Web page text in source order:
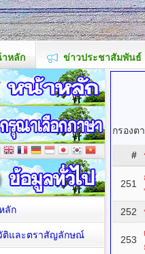
หลัก ข่าวประชาสัมพันธ์
กรองต
#
251
252
253
ลัก
ติและตราสัญลักษณ์